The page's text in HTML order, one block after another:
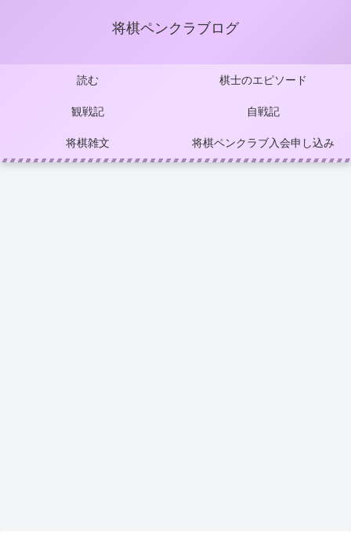
将棋ペンクラブログ
読む 棋士のエピソード
観戦記 自戦記
将棋雑文 将棋ペンクラブ入会申し込み